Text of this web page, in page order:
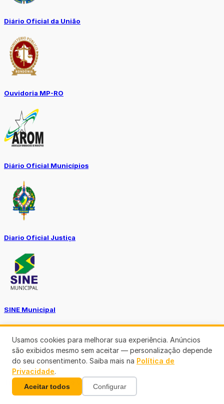
Diário Oficial da União
Ouvidoria MP-RO
Diário Oficial Municípios
Diario Oficial Justiça
SINE Municipal
Transparência Porto Velho
Usamos cookies para melhorar sua experiência. Anúncios
são exibidos mesmo sem aceitar — personalização depende
do seu consentimento. Saiba mais na Política de
Privacidade.
Aceitar todos Configurar